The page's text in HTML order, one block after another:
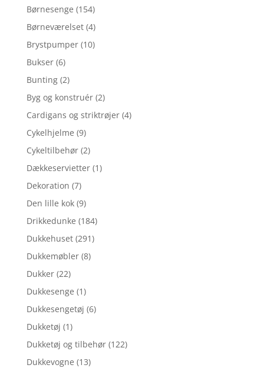
Børnesenge (154)
Børneværelset (4)
Brystpumper (10)
Bukser (6)
Bunting (2)
Byg og konstruér (2)
Cardigans og striktrøjer (4)
Cykelhjelme (9)
Cykeltilbehør (2)
Dækkeservietter (1)
Dekoration (7)
Den lille kok (9)
Drikkedunke (184)
Dukkehuset (291)
Dukkemøbler (8)
Dukker (22)
Dukkesenge (1)
Dukkesengetøj (6)
Dukketøj (1)
Dukketøj og tilbehør (122)
Dukkevogne (13)